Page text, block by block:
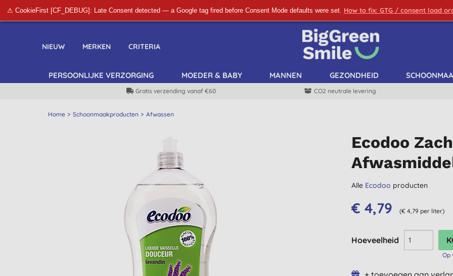
⚠ CookieFirst [CF_DEBUG]: Late Consent detected — a Google tag fired before Consent Mode defaults were set. How to fix: GTG / consent load
SCHRIJF ME IN!
NIEUW MERKEN CRITERIA
PERSOONLIJKE VERZORGING MOEDER & BABY MANNEN GEZONDHEID
Gratis verzending vanaf €60 CO2 neutrale levering
Home Schoonmaakproducten Afwassen
Ecodoo
Alle Ecodoo producten
€ 4,79 (€ 4,79 per liter)
Hoeveelheid
Op